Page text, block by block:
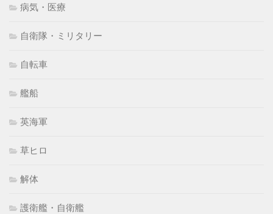
病気・医療
自衛隊・ミリタリー
自転車
艦船
英海軍
草ヒロ
解体
護衛艦・自衛艦